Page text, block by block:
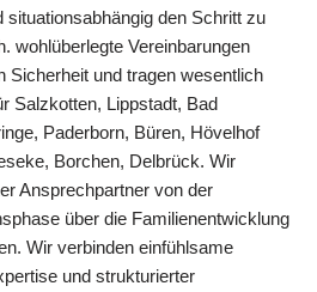
den Schritt zu
wohlüberlegte Vereinbarungen
Sicherheit und tragen wesentlich
Salzkotten, Lippstadt, Bad
Paderborn, Büren, Hövelhof
Borchen, Delbrück. Wir
Ansprechpartner von der
über die Familienentwicklung
Wir verbinden einfühlsame
und strukturierter